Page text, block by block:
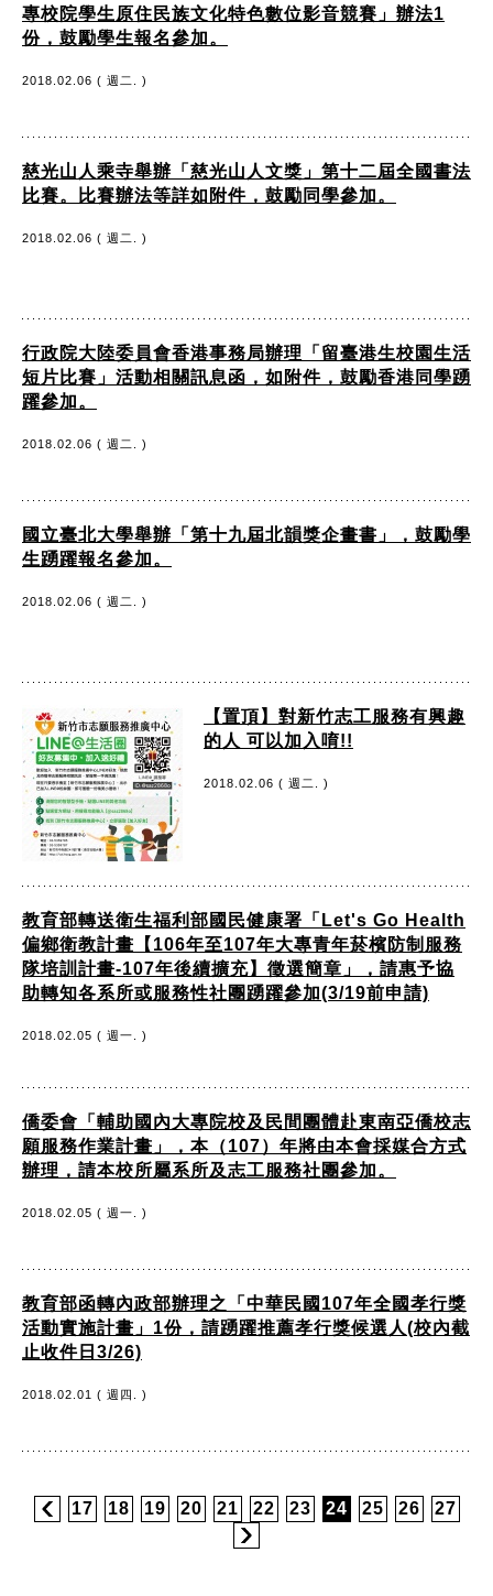
專校院學生原住民族文化特色數位影音競賽」辦法1
份，鼓勵學生報名參加。
2018.02.06 ( 週二. )
慈光山人乘寺舉辦「慈光山人文獎」第十二屆全國書法
比賽。比賽辦法等詳如附件，鼓勵同學參加。
2018.02.06 ( 週二. )
行政院大陸委員會香港事務局辦理「留臺港生校園生活
短片比賽」活動相關訊息函，如附件，鼓勵香港同學踴
躍參加。
2018.02.06 ( 週二. )
國立臺北大學舉辦「第十九屆北韻獎企畫書」，鼓勵學
生踴躍報名參加。
2018.02.06 ( 週二. )
【置頂】對新竹志工服務有興趣
的人 可以加入唷!!
2018.02.06 ( 週二. )
教育部轉送衛生福利部國民健康署「Let's Go Health
偏鄉衛教計畫【106年至107年大專青年菸檳防制服務
隊培訓計畫-107年後續擴充】徵選簡章」，請惠予協
助轉知各系所或服務性社團踴躍參加(3/19前申請)
2018.02.05 ( 週一. )
僑委會「輔助國內大專院校及民間團體赴東南亞僑校志
願服務作業計畫」，本（107）年將由本會採媒合方式
辦理，請本校所屬系所及志工服務社團參加。
2018.02.05 ( 週一. )
教育部函轉內政部辦理之「中華民國107年全國孝行獎
活動實施計畫」1份，請踴躍推薦孝行獎候選人(校內截
止收件日3/26)
2018.02.01 ( 週四. )
17 18 19 20 21 22 23 24 25 26 27